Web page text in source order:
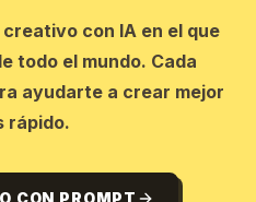
con IA en el que
todo el mundo. Cada
ayudarte a crear mejor
rápido.
CON PROMPT